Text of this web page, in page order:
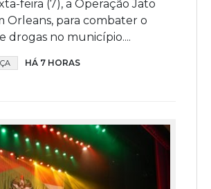
feira (7), a Operação Jato
Orleans, para combater o
drogas no município....
HÁ 7 HORAS